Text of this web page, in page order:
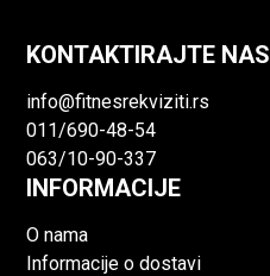
KONTAKTIRAJTE NAS
info@fitnesrekviziti.rs
011/690-48-54
063/10-90-337
INFORMACIJE
O nama
Informacije o dostavi